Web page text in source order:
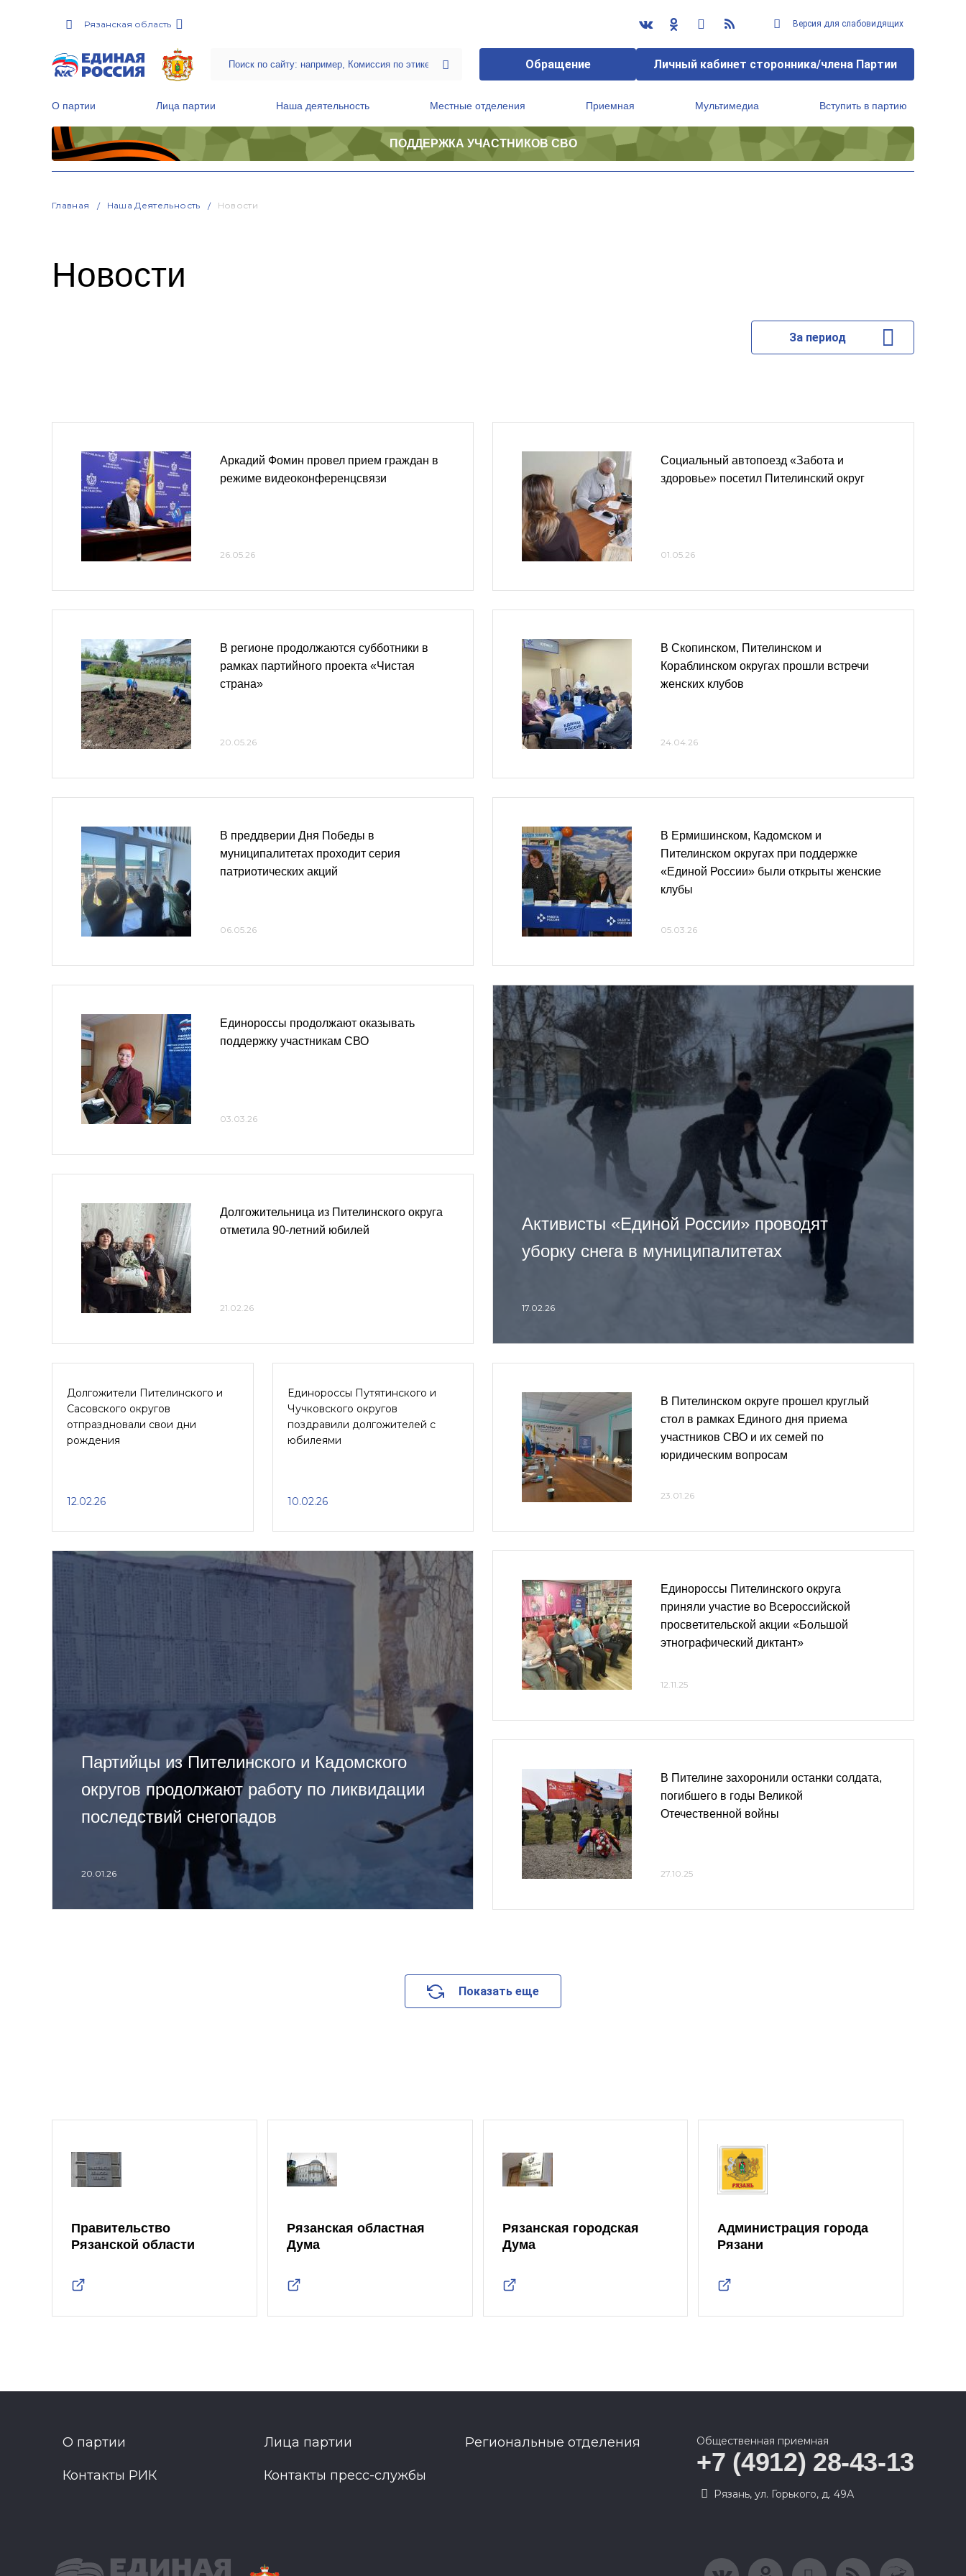
Рязанская область Версия для слабовидящих
Обращение Личный кабинет сторонника/члена Партии
О партии Лица партии Наша деятельность Местные отделения Приемная Мультимедиа Вступить в партию
ПОДДЕРЖКА УЧАСТНИКОВ СВО
Главная Наша Деятельность Новости
Новости
За период
Аркадий Фомин провел прием граждан в
режиме видеоконференцсвязи
26.05.26
В регионе продолжаются субботники в
рамках партийного проекта «Чистая
страна»
20.05.26
В преддверии Дня Победы в
муниципалитетах проходит серия
патриотических акций
06.05.26
Социальный автопоезд «Забота и
здоровье» посетил Пителинский округ
01.05.26
В Скопинском, Пителинском и
Кораблинском округах прошли встречи
женских клубов
24.04.26
В Ермишинском, Кадомском и
Пителинском округах при поддержке
«Единой России» были открыты женские
клубы
05.03.26
Единороссы продолжают оказывать
поддержку участникам СВО
03.03.26
Долгожительница из Пителинского округа
отметила 90-летний юбилей
21.02.26
Активисты «Единой России» проводят
уборку снега в муниципалитетах
17.02.26
Долгожители Пителинского и
Сасовского округов
отпраздновали свои дни
рождения
12.02.26
Единороссы Путятинского и
Чучковского округов
поздравили долгожителей с
юбилеями
10.02.26
В Пителинском округе прошел круглый
стол в рамках Единого дня приема
участников СВО и их семей по
юридическим вопросам
23.01.26
Партийцы из Пителинского и Кадомского
округов продолжают работу по ликвидации
последствий снегопадов
20.01.26
Единороссы Пителинского округа
приняли участие во Всероссийской
просветительской акции «Большой
этнографический диктант»
12.11.25
В Пителине захоронили останки солдата,
погибшего в годы Великой
Отечественной войны
27.10.25
Показать еще
Правительство
Рязанской области
Рязанская областная
Дума
Рязанская городская
Дума
Администрация города
Рязани
О партии Лица партии Региональные отделения
Контакты РИК Контакты пресс-службы
Общественная приемная
+7 (4912) 28-43-13
Рязань, ул. Горького, д. 49А